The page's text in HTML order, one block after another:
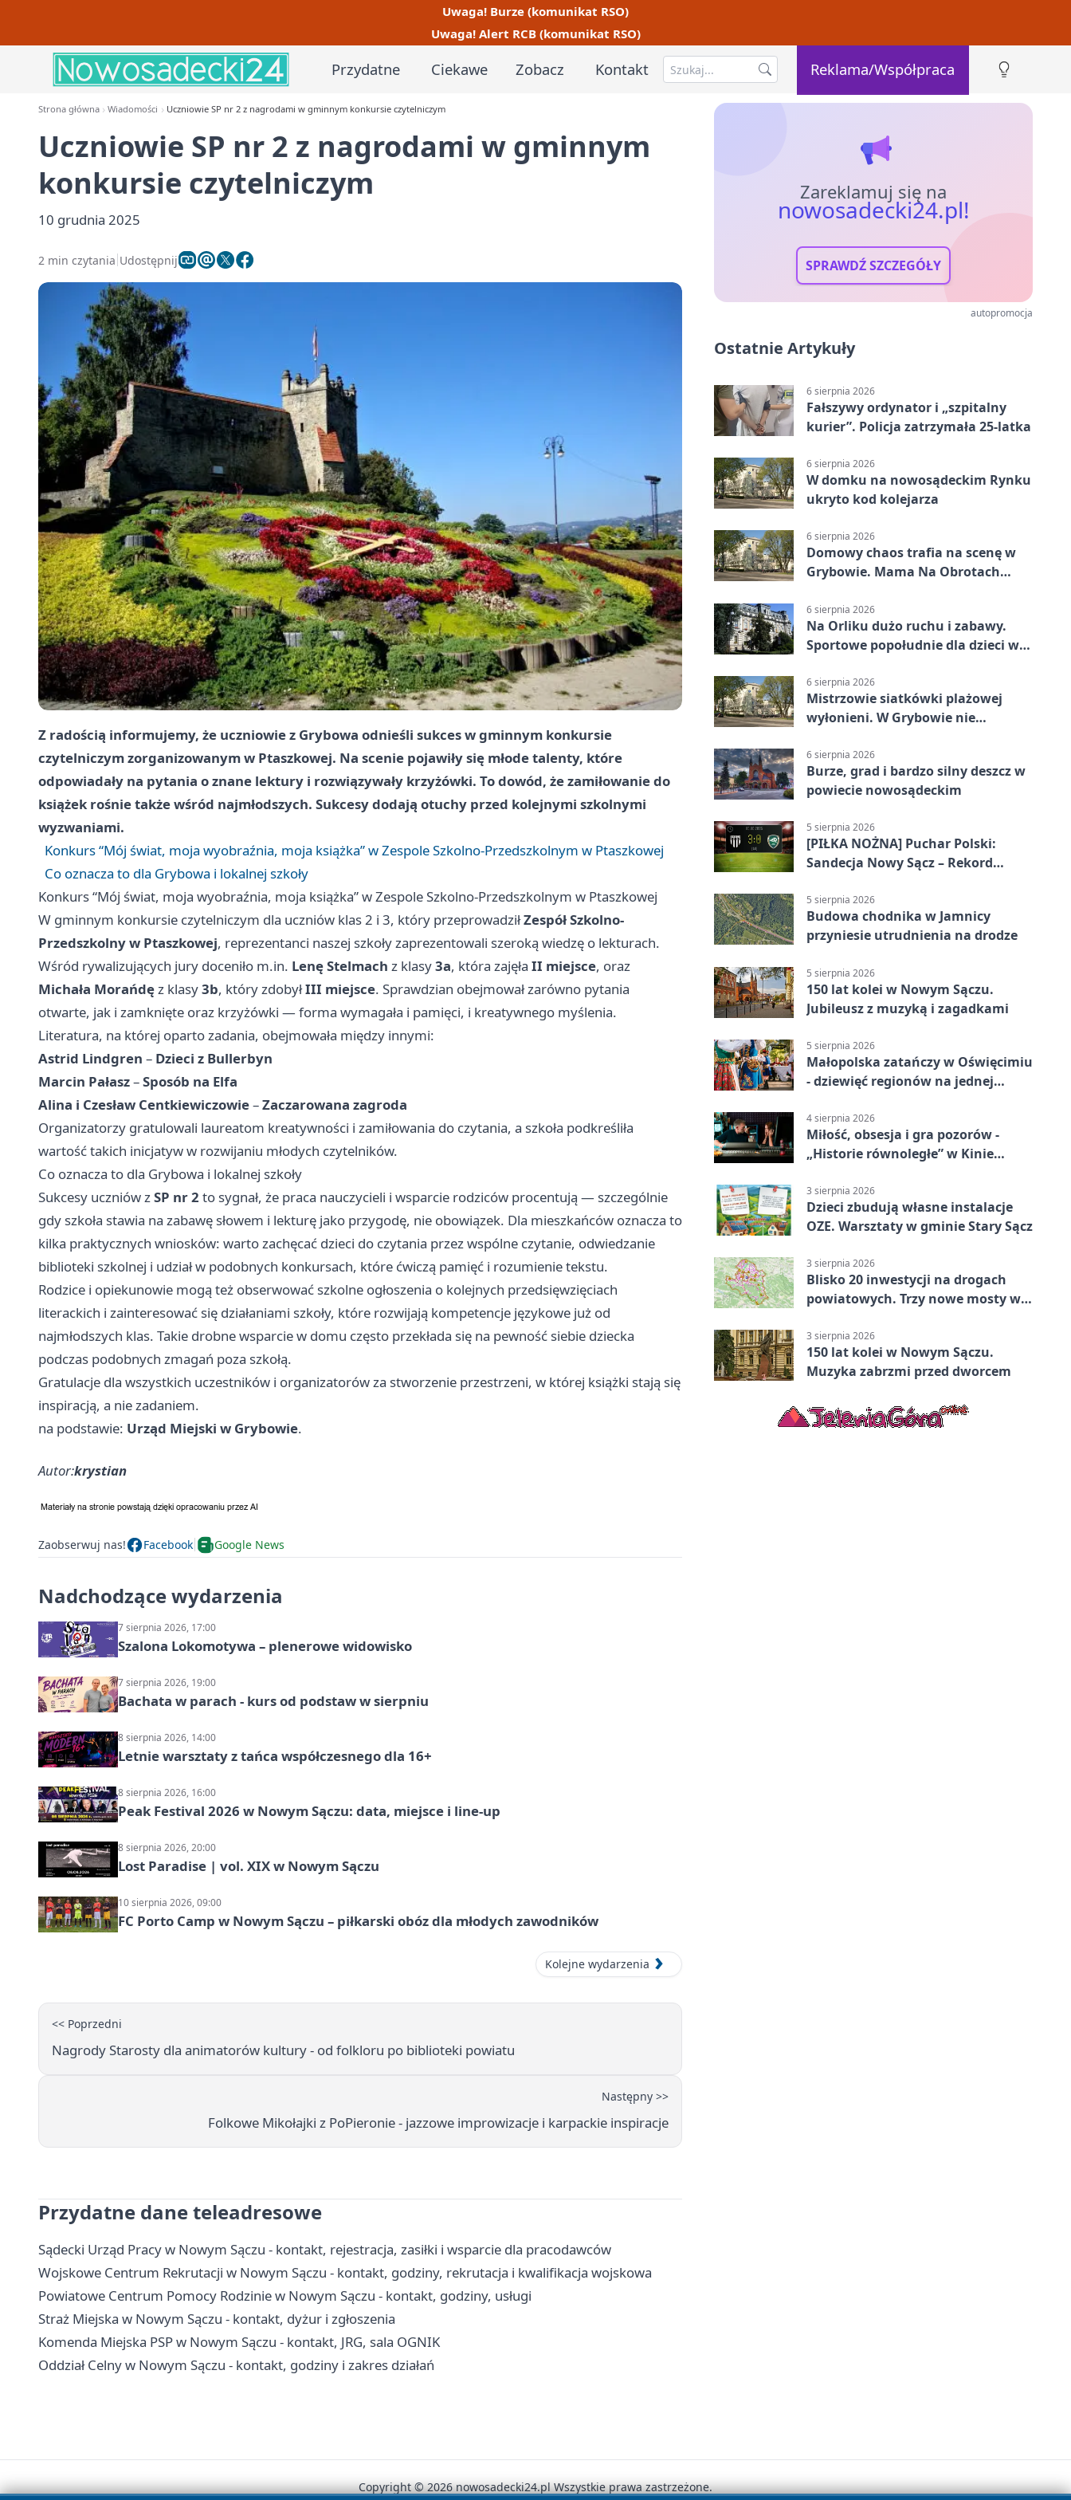
Uwaga! Burze (komunikat RSO)
Uwaga! Alert RCB (komunikat RSO)
Przydatne Ciekawe Zobacz Kontakt Reklama/Współpraca
Strona główna Wiadomości Uczniowie SP nr 2 z nagrodami w gminnym konkursie czytelniczym
Uczniowie SP nr 2 z nagrodami w gminnym
konkursie czytelniczym
10 grudnia 2025
2 min czytania Udostępnij
Z radością informujemy, że uczniowie z Grybowa odnieśli sukces w gminnym konkursie
czytelniczym zorganizowanym w Ptaszkowej. Na scenie pojawiły się młode talenty, które
odpowiadały na pytania o znane lektury i rozwiązywały krzyżówki. To dowód, że zamiłowanie do
książek rośnie także wśród najmłodszych. Sukcesy dodają otuchy przed kolejnymi szkolnymi
wyzwaniami.
Konkurs “Mój świat, moja wyobraźnia, moja książka” w Zespole Szkolno-Przedszkolnym w Ptaszkowej
Co oznacza to dla Grybowa i lokalnej szkoły
Konkurs “Mój świat, moja wyobraźnia, moja książka” w Zespole Szkolno-Przedszkolnym w Ptaszkowej
W gminnym konkursie czytelniczym dla uczniów klas 2 i 3, który przeprowadziłZespół Szkolno-
Przedszkolny w Ptaszkowej, reprezentanci naszej szkoły zaprezentowali szeroką wiedzę o lekturach.
Wśród rywalizujących jury doceniło m.in. Lenę Stelmach z klasy3a, która zajęła II miejsce, oraz
Michała Morańdęz klasy3b, który zdobyłIII miejsce. Sprawdzian obejmował zarówno pytania
otwarte, jak i zamknięte oraz krzyżówki — forma wymagała i pamięci, i kreatywnego myślenia.
Literatura, na której oparto zadania, obejmowała między innymi:
Astrid Lindgren – Dzieci z Bullerbyn
Marcin Pałasz–Sposób na Elfa
Alina i Czesław Centkiewiczowie–Zaczarowana zagroda
Organizatorzy gratulowali laureatom kreatywności i zamiłowania do czytania, a szkoła podkreśliła
wartość takich inicjatyw w rozwijaniu młodych czytelników.
Co oznacza to dla Grybowa i lokalnej szkoły
Sukcesy uczniów zSP nr 2 to sygnał, że praca nauczycieli i wsparcie rodziców procentują — szczególnie
gdy szkoła stawia na zabawę słowem i lekturę jako przygodę, nie obowiązek. Dla mieszkańców oznacza to
kilka praktycznych wniosków: warto zachęcać dzieci do czytania przez wspólne czytanie, odwiedzanie
biblioteki szkolnej i udział w podobnych konkursach, które ćwiczą pamięć i rozumienie tekstu.
Rodzice i opiekunowie mogą też obserwować szkolne ogłoszenia o kolejnych przedsięwzięciach
literackich i zainteresować się działaniami szkoły, które rozwijają kompetencje językowe już od
najmłodszych klas. Takie drobne wsparcie w domu często przekłada się na pewność siebie dziecka
podczas podobnych zmagań poza szkołą.
Gratulacje dla wszystkich uczestników i organizatorów za stworzenie przestrzeni, w której książki stają się
inspiracją, a nie zadaniem.
na podstawie: Urząd Miejski w Grybowie.
Autor:krystian
Zaobserwuj nas! Facebook Google News
Nadchodzące wydarzenia
7 sierpnia 2026, 17:00
Szalona Lokomotywa – plenerowe widowisko
7 sierpnia 2026, 19:00
Bachata w parach - kurs od podstaw w sierpniu
8 sierpnia 2026, 14:00
Letnie warsztaty z tańca współczesnego dla 16+
8 sierpnia 2026, 16:00
Peak Festival 2026 w Nowym Sączu: data, miejsce i line-up
8 sierpnia 2026, 20:00
Lost Paradise | vol. XIX w Nowym Sączu
10 sierpnia 2026, 09:00
FC Porto Camp w Nowym Sączu – piłkarski obóz dla młodych zawodników
Kolejne wydarzenia
<< Poprzedni
Nagrody Starosty dla animatorów kultury - od folkloru po biblioteki powiatu
Następny >>
Folkowe Mikołajki z PoPieronie - jazzowe improwizacje i karpackie inspiracje
Przydatne dane teleadresowe
Sądecki Urząd Pracy w Nowym Sączu - kontakt, rejestracja, zasiłki i wsparcie dla pracodawców
Wojskowe Centrum Rekrutacji w Nowym Sączu - kontakt, godziny, rekrutacja i kwalifikacja wojskowa
Powiatowe Centrum Pomocy Rodzinie w Nowym Sączu - kontakt, godziny, usługi
Straż Miejska w Nowym Sączu - kontakt, dyżur i zgłoszenia
Komenda Miejska PSP w Nowym Sączu - kontakt, JRG, sala OGNIK
Oddział Celny w Nowym Sączu - kontakt, godziny i zakres działań
Zareklamuj się na
nowosadecki24.pl!
SPRAWDŹ SZCZEGÓŁY
autopromocja
Ostatnie Artykuły
6 sierpnia 2026
Fałszywy ordynator i „szpitalny
kurier”. Policja zatrzymała 25-latka
6 sierpnia 2026
W domku na nowosądeckim Rynku
ukryto kod kolejarza
6 sierpnia 2026
Domowy chaos trafia na scenę w
Grybowie. Mama Na Obrotach
6 sierpnia 2026
Na Orliku dużo ruchu i zabawy.
Sportowe popołudnie dla dzieci w
6 sierpnia 2026
Mistrzowie siatkówki plażowej
wyłonieni. W Grybowie nie
6 sierpnia 2026
Burze, grad i bardzo silny deszcz w
powiecie nowosądeckim
5 sierpnia 2026
[PIŁKA NOŻNA] Puchar Polski:
Sandecja Nowy Sącz – Rekord
5 sierpnia 2026
Budowa chodnika w Jamnicy
przyniesie utrudnienia na drodze
5 sierpnia 2026
150 lat kolei w Nowym Sączu.
Jubileusz z muzyką i zagadkami
5 sierpnia 2026
Małopolska zatańczy w Oświęcimiu
- dziewięć regionów na jednej
4 sierpnia 2026
Miłość, obsesja i gra pozorów -
„Historie równoległe” w Kinie
3 sierpnia 2026
Dzieci zbudują własne instalacje
OZE. Warsztaty w gminie Stary Sącz
3 sierpnia 2026
Blisko 20 inwestycji na drogach
powiatowych. Trzy nowe mosty w
3 sierpnia 2026
150 lat kolei w Nowym Sączu.
Muzyka zabrzmi przed dworcem
Copyright © 2026 nowosadecki24.pl Wszystkie prawa zastrzeżone.